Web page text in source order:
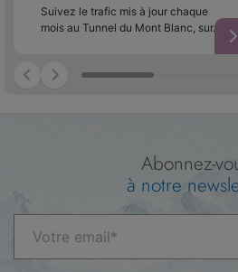
Suivez le trafic mis à jour chaque
mois au Tunnel du Mont Blanc, sur…
Abonnez-
à notre